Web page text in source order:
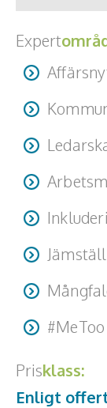
Expert
#MeToo
Prisklass:
Enligt